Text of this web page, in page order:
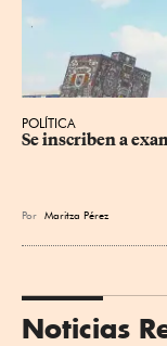
POLÍTICA
Se inscriben a
Por Maritza Pérez
Noticias